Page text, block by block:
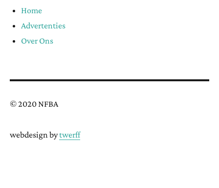
Home
Advertenties
Over Ons
© 2020 NFBA
webdesign bytwerff